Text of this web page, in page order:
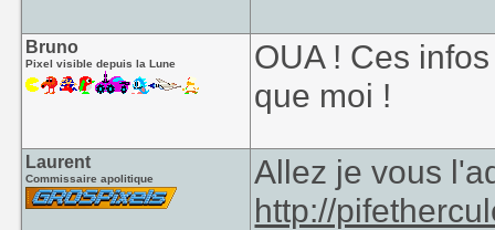
Bruno
Pixel visible depuis la Lune
OUA ! Ces
que moi !
Laurent
Commissaire apolitique
Allez je vous
http://